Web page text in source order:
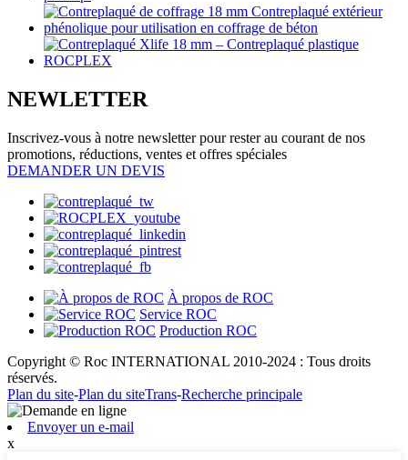
NEWLETTER
Inscrivez-vous à notre newsletter pour rester au courant de nos
promotions, réductions, ventes et offres spéciales
DEMANDER UN DEVIS
À propos de ROC
Service ROC
Production ROC
Copyright © Roc INTERNATIONAL 2010-2024 : Tous droits
réservés.
Plan du site-Plan du siteTrans-Recherche principale
Envoyer un e-mail
x